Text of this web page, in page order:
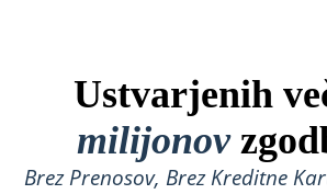
Ustvarjenih
milijonov
Brez Prenosov, Brez Kreditne